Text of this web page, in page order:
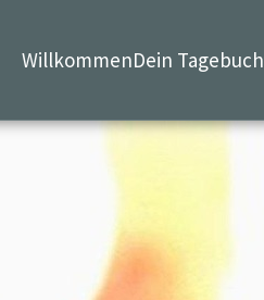
WillkommenDein Tagebuch